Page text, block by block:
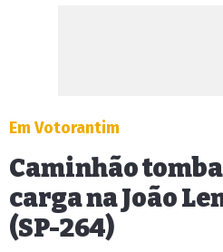
Em Votorantim
Caminhão
carga na João
(SP-264)